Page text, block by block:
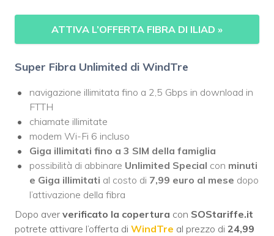
ATTIVA L’OFFERTA FIBRA DI ILIAD »
Super Fibra Unlimited di WindTre
navigazione illimitata fino a 2,5 Gbps in download in
FTTH
chiamate illimitate
modem Wi-Fi 6 incluso
Giga illimitati fino a 3 SIM della famiglia
possibilità di abbinare Unlimited Special con minuti
e Giga illimitati al costo di 7,99 euro al mese dopo
l’attivazione della fibra
Dopo aver verificato la copertura con SOStariffe.it
potrete attivare l’offerta di WindTre al prezzo di 24,99